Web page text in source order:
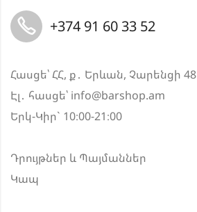
+374 91 60 33 52
Հասցե՝ ՀՀ, ք․ Երևան, Չարենցի 48
Էլ․ հասցե՝ info@barshop.am
Երկ-Կիր` 10։00-21։00
Դրույթներ և Պայմաններ
Կապ